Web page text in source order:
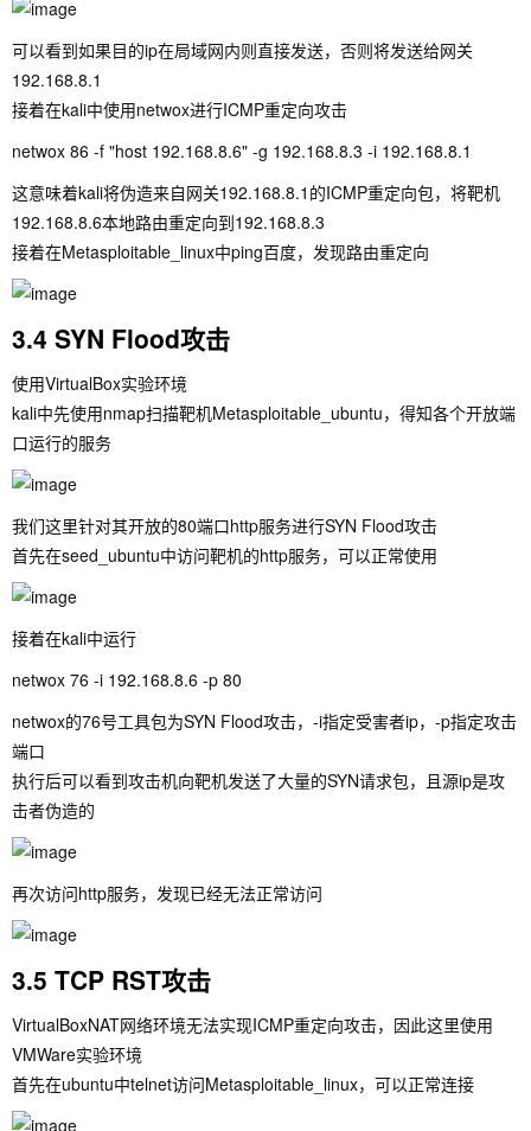
可以看到如果目的ip在局域网内则直接发送，否则将发送给网关
192.168.8.1
接着在kali中使用netwox进行ICMP重定向攻击
netwox 86 -f "host 192.168.8.6" -g 192.168.8.3 -i 192.168.8.1
这意味着kali将伪造来自网关192.168.8.1的ICMP重定向包，将靶机
192.168.8.6本地路由重定向到192.168.8.3
接着在Metasploitable_linux中ping百度，发现路由重定向
3.4 SYN Flood攻击
使用VirtualBox实验环境
kali中先使用nmap扫描靶机Metasploitable_ubuntu，得知各个开放端
口运行的服务
我们这里针对其开放的80端口http服务进行SYN Flood攻击
首先在seed_ubuntu中访问靶机的http服务，可以正常使用
接着在kali中运行
netwox 76 -i 192.168.8.6 -p 80
netwox的76号工具包为SYN Flood攻击，-i指定受害者ip，-p指定攻击
端口
执行后可以看到攻击机向靶机发送了大量的SYN请求包，且源ip是攻
击者伪造的
再次访问http服务，发现已经无法正常访问
3.5 TCP RST攻击
VirtualBoxNAT网络环境无法实现ICMP重定向攻击，因此这里使用
VMWare实验环境
首先在ubuntu中telnet访问Metasploitable_linux，可以正常连接